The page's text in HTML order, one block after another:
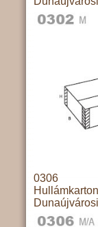
0306